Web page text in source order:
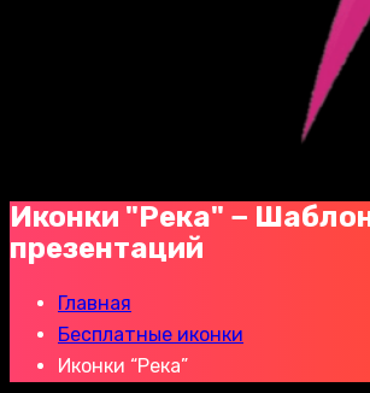
Иконки "Река" −
презентаций
Главная
Бесплатные иконки
Иконки “Река”